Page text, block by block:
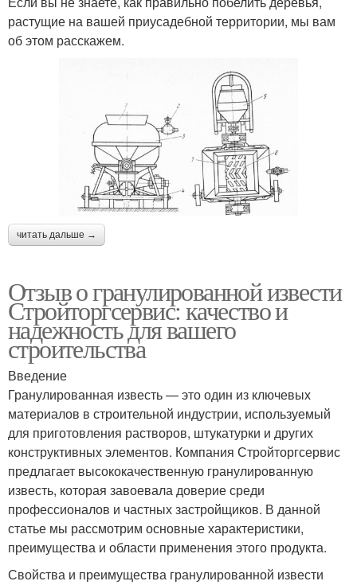
растущие на вашей приусадебной территории, мы вам
об этом расскажем.
читать дальше →
Отзыв о гранулированной извести
Стройторгсервис: качество и
надежность для вашего
строительства
Введение
Гранулированная известь — это один из ключевых
материалов в строительной индустрии, используемый
для приготовления растворов, штукатурки и других
конструктивных элементов. Компания Стройторгсервис
предлагает высококачественную гранулированную
известь, которая завоевала доверие среди
профессионалов и частных застройщиков. В данной
статье мы рассмотрим основные характеристики,
преимущества и области применения этого продукта.
Свойства и преимущества гранулированной извести